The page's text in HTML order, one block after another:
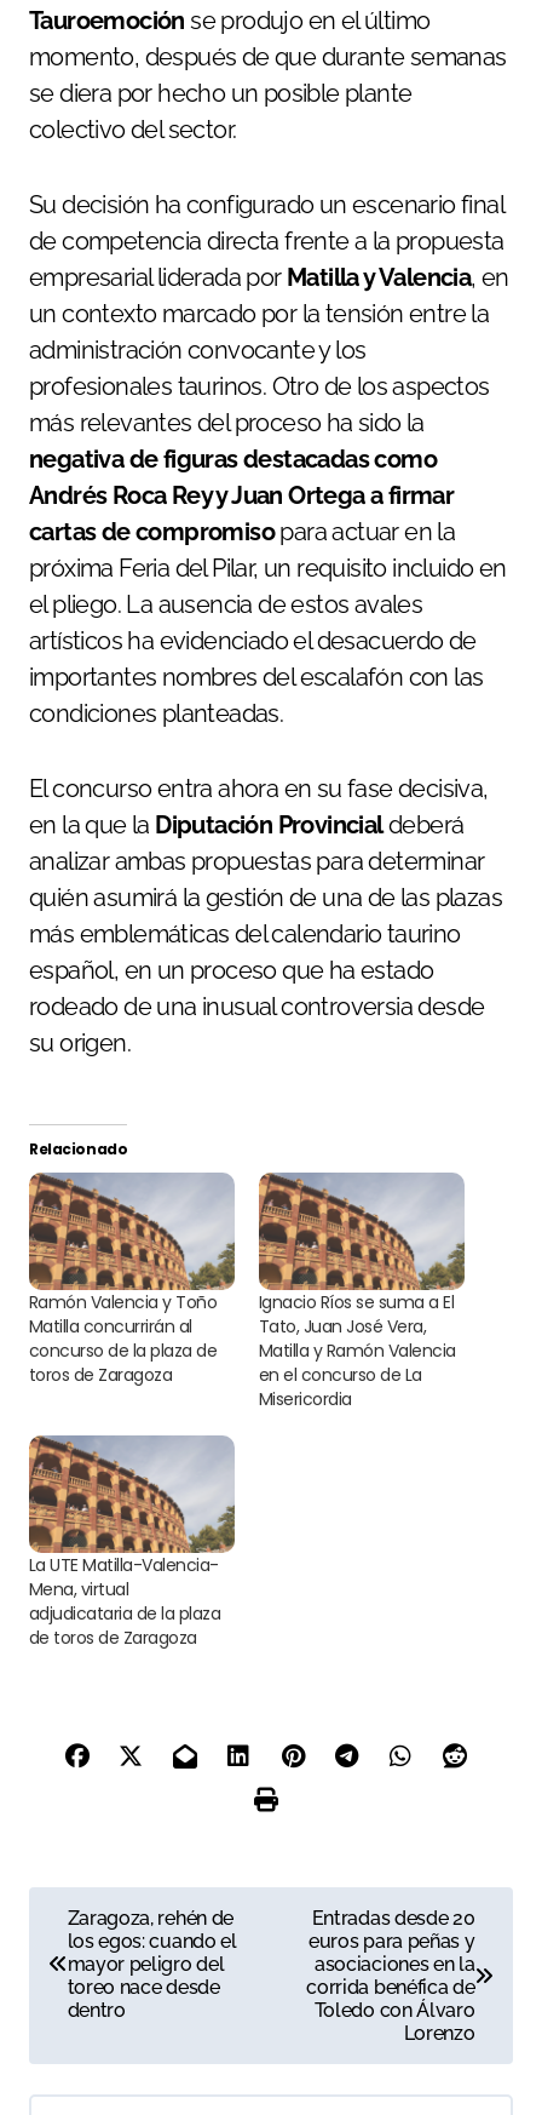
Tauroemoción se produjo en el último
momento, después de que durante semanas
se diera por hecho un posible plante
colectivo del sector.
Su decisión ha configurado un escenario final
de competencia directa frente a la propuesta
empresarial liderada por Matilla y Valencia, en
un contexto marcado por la tensión entre la
administración convocante y los
profesionales taurinos. Otro de los aspectos
más relevantes del proceso ha sido la
negativa de figuras destacadas como
Andrés Roca Rey y Juan Ortega a firmar
cartas de compromisopara actuar en la
próxima Feria del Pilar, un requisito incluido en
el pliego. La ausencia de estos avales
artísticos ha evidenciado el desacuerdo de
importantes nombres del escalafón con las
condiciones planteadas.
El concurso entra ahora en su fase decisiva,
en la que la Diputación Provincialdeberá
analizar ambas propuestas para determinar
quién asumirá la gestión de una de las plazas
más emblemáticas del calendario taurino
español, en un proceso que ha estado
rodeado de una inusual controversia desde
su origen.
Relacionado
Ramón Valencia y Toño
Matilla concurrirán al
concurso de la plaza de
toros de Zaragoza
Ignacio Ríos se suma a El
Tato, Juan José Vera,
Matilla y Ramón Valencia
en el concurso de La
Misericordia
La UTE Matilla-Valencia-
Mena, virtual
adjudicataria de la plaza
de toros de Zaragoza
a
e
Zaragoza, rehén de
los egos: cuando el
mayor peligro del
toreo nace desde
dentro
Entradas desde 20
euros para peñas y
asociaciones en la
corrida benéfica de
Toledo con Álvaro
Lorenzo